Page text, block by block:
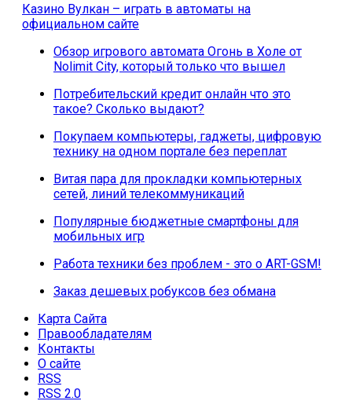
Казино Вулкан – играть в автоматы на
официальном сайте
Обзор игрового автомата Огонь в Холе от
Nolimit City, который только что вышел
Потребительский кредит онлайн что это
такое? Сколько выдают?
Покупаем компьютеры, гаджеты, цифровую
технику на одном портале без переплат
Витая пара для прокладки компьютерных
сетей, линий телекоммуникаций
Популярные бюджетные смартфоны для
мобильных игр
Работа техники без проблем - это о ART-GSM!
Заказ дешевых робуксов без обмана
Карта Сайта
Правообладателям
Контакты
О сайте
RSS
RSS 2.0